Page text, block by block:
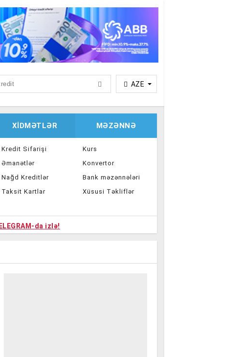
AZE
XIDMƏTLƏR
Kredit Sifarişi
Əmanətlər
Nağd Kreditlər
Taksit Kartlar
Kart sifarişi
MƏZƏNNƏ
Kurs
Konvertor
Bank məzənnələri
Xüsusi Təkliflər
da izlə!